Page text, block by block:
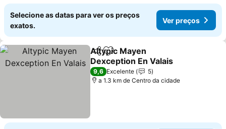
Selecione as datas para ver os preços
exatos.
Ver preços
PartilharAdicionar aos favoritos
Altypic Mayen
Dexception En Valais
9,6 Excelente
5
a 1.3 km de Centro da cidade